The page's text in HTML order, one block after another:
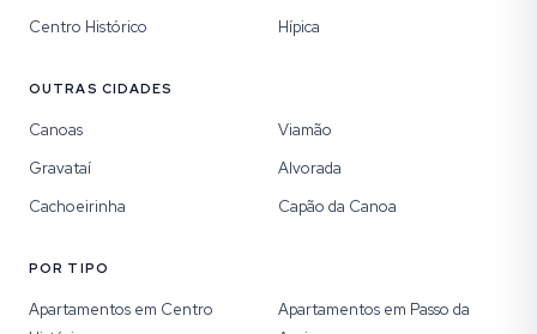
Centro Histórico
Hípica
OUTRAS CIDADES
Canoas
Viamão
Gravataí
Alvorada
Cachoeirinha
Capão da Canoa
POR TIPO
Apartamentos em Centro
Apartamentos em Passo da